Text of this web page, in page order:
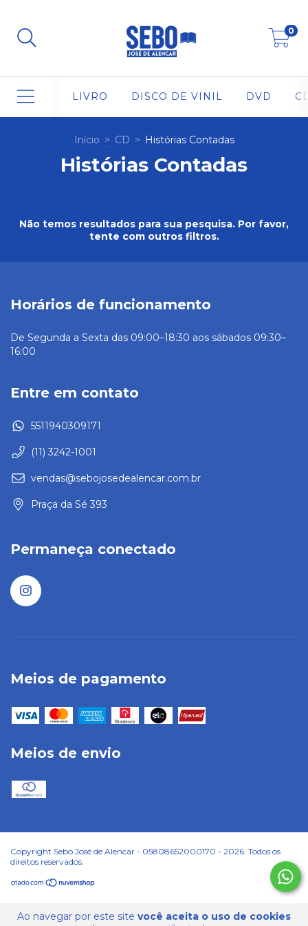
0
LIVRO DISCO DE VINIL DVD
Ao navegar por este site você aceita o uso de cookies
Início > CD > Histórias Contadas
Histórias Contadas
Não temos resultados para sua pesquisa. Por favor,
tente com outros filtros.
Horários de funcionamento
De Segunda a Sexta das 09:00–18:30 aos sábados 09:30–
16:00
Entre em contato
5511940309171
(11) 3242-1001
vendas@sebojosedealencar.com.br
Praça da Sé 393
Permaneça conectado
Meios de pagamento
Meios de envio
Copyright Sebo José de Alencar - 05808652000170 - 2026. Todos os
direitos reservados.